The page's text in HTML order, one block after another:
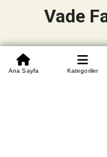
Beden Tablosu
Ana Sayfa Kategoriler
Vade